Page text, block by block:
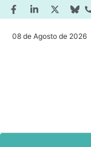
08 de Agosto de 2026